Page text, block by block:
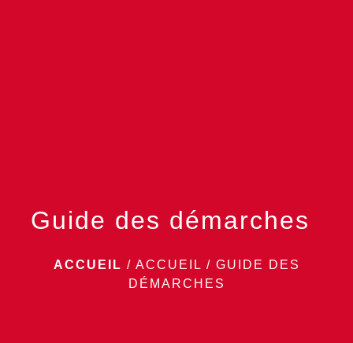
Guide des démarches
ACCUEIL / ACCUEIL / GUIDE DES
DÉMARCHES